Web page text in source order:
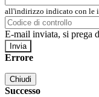
all'indirizzo indicato con le
E-mail inviata, si prega
Errore
Chiudi
Successo